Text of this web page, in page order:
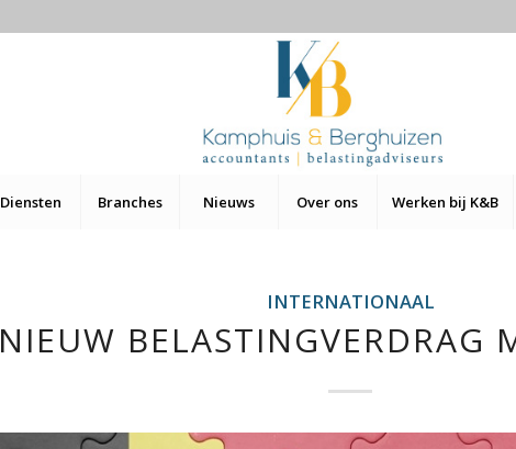
Diensten Branches Nieuws Over ons Werken bij K&B
INTERNATIONAAL
NIEUW BELASTINGVERDRAG